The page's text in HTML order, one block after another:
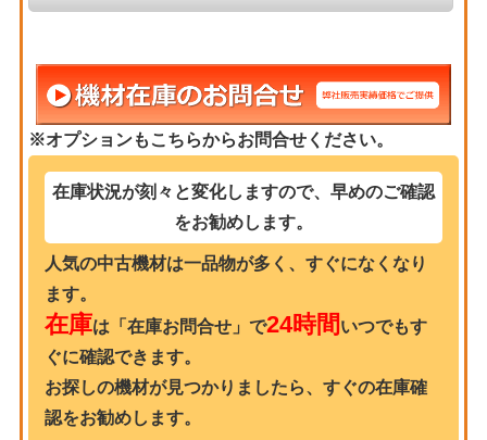
※オプションもこちらからお問合せください。
在庫状況が刻々と変化しますので、早めのご確認
をお勧めします。
人気の中古機材は一品物が多く、すぐになくなり
ます。
在庫は「在庫お問合せ」で24時間 いつでもす
ぐに確認できます。
お探しの機材が見つかりましたら、すぐの在庫確
認をお勧めします。